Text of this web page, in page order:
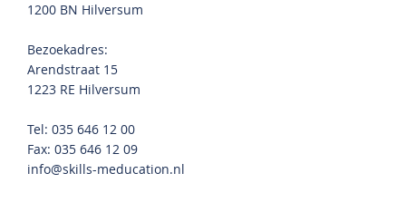
1200 BN Hilversum
Bezoekadres:
Arendstraat 15
1223 RE Hilversum
Tel: 035 646 12 00
Fax: 035 646 12 09
info@skills-meducation.nl